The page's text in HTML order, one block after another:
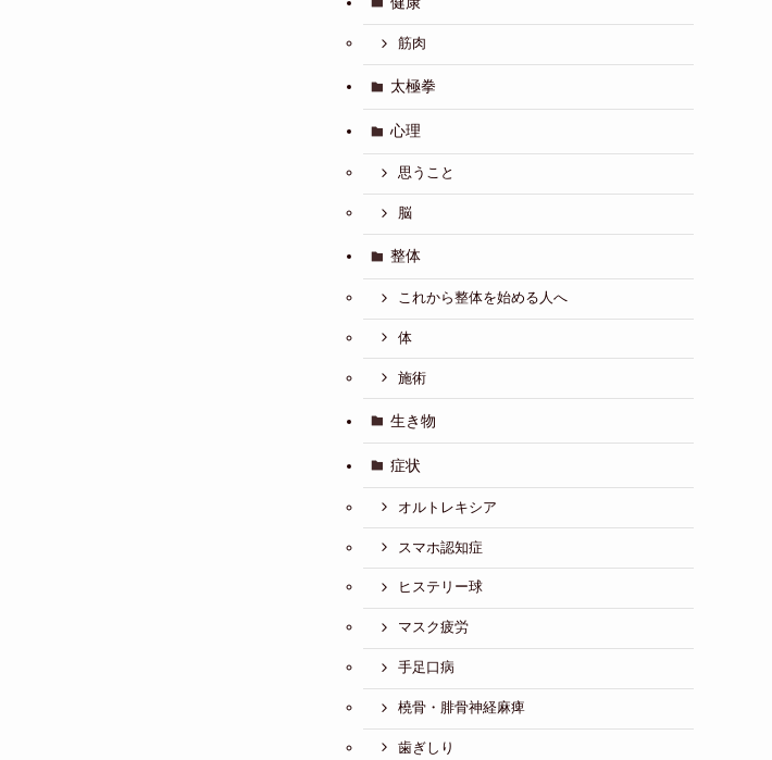
筋肉
太極拳
心理
思うこと
脳
整体
これから整体を始める人へ
体
施術
生き物
症状
オルトレキシア
スマホ認知症
ヒステリー球
マスク疲労
手足口病
橈骨・腓骨神経麻痺
歯ぎしり